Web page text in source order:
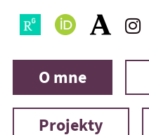
O mne
Projekty